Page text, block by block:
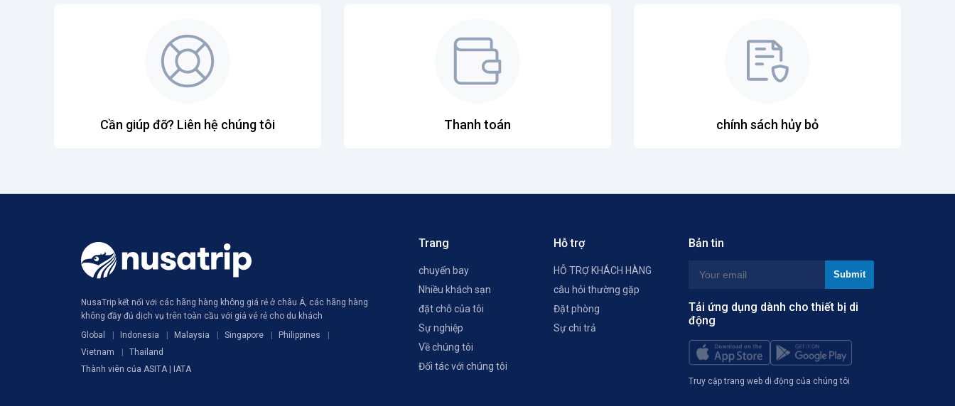
Cần giúp đỡ? Liên hệ chúng tôi Thanh toán chính sách hủy bỏ
NusaTrip kết nối với các hãng hàng không giá rẻ ở châu Á, các hãng hàng
không đầy đủ dịch vụ trên toàn cầu với giá vé rẻ cho du khách
Global
Indonesia Malaysia Singapore
Philippines
Vietnam
Thailand
Thành viên của ASITA | IATA
Trang
chuyến bay
Nhiều khách sạn
đặt chỗ của tôi
Sự nghiệp
Về chúng tôi
Đối tác với chúng tôi
Hỗ trợ
HỖ TRỢ KHÁCH HÀNG
câu hỏi thường gặp
Đặt phòng
Sự chi trả
Bản tin
Tải ứng dụng dành cho thiết bị di
động
Truy cập trang web di động của chúng tôi